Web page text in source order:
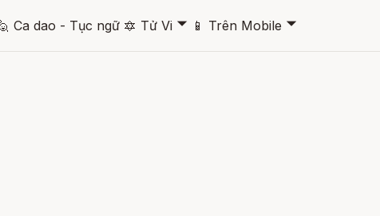
Ca dao - Tục ngữ 🔯 Tử Vi 🞃 📱 Trên Mobile 🞃